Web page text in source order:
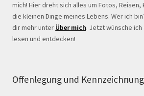
mich! Hier dreht sich alles um Fotos, Reisen,
die kleinen Dinge meines Lebens. Wer ich
dir mehr unter Über mich. Jetzt wünsche
lesen und entdecken!
Offenlegung und Kennzeichnung